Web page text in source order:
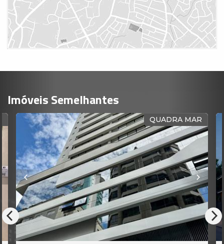
Imóveis Semelhantes
QUADRA MAR